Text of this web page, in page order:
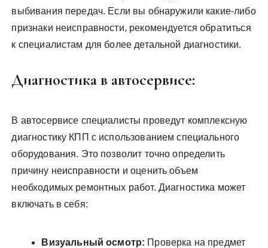
выбивания передач. Если вы обнаружили какие-либо
признаки неисправности, рекомендуется обратиться
к специалистам для более детальной диагностики.
Диагностика в автосервисе:
В автосервисе специалисты проведут комплексную
диагностику КПП с использованием специального
оборудования. Это позволит точно определить
причину неисправности и оценить объем
необходимых ремонтных работ. Диагностика может
включать в себя:
Визуальный осмотр: Проверка на предмет